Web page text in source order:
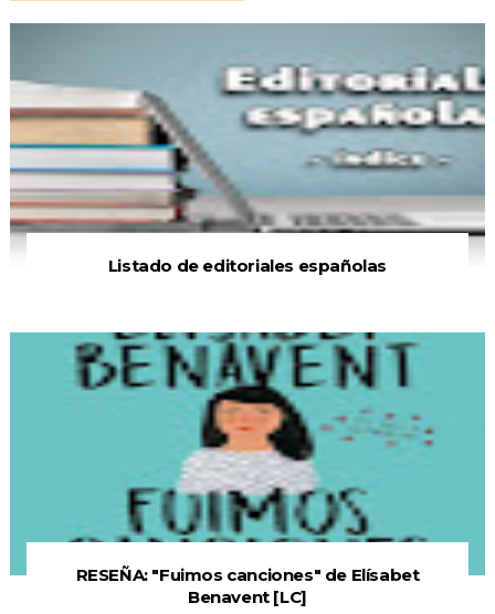
Listado de editoriales españolas
RESEÑA: "Fuimos canciones" de Elísabet
Benavent [LC]